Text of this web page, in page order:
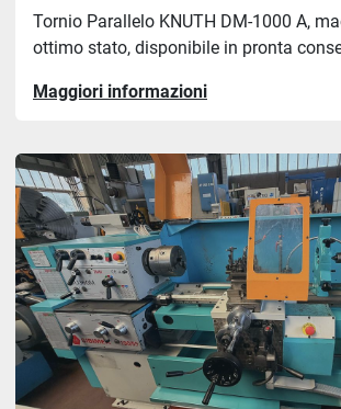
Tornio Parallelo KNUTH DM-1000 A,
ottimo stato, disponibile in pronta
Maggiori informazioni